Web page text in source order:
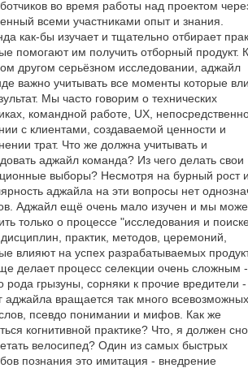
во время работы над проектом
всеми участниками опыт и знания.
как-бы изучает и тщательно отбирает
помогают им получить отборный продукт.
другом серьёзном исследовании, аджайл
важно учитывать все моменты которые
Мы часто говорим о технических
командной работе, UX,
с клиентами, создаваемой ценности и
трат. Что же должна учитывать и
аджайл команда? Из чего делать свои
выборы? Несмотря на бурный рост
аджайла на эти вопросы нет
Аджайл ещё очень мало изучен и мы
только о процессе "исследования и
дисциплин, практик, методов, церемоний,
влияют на успех разрабатываемых
делает процесс селекции очень сложным
рода грызуны, сорняки к прочие вредители -
аджайла вращается так много
псевдо понимании и мифов. Как же
когнитивной практике? Что, я должен
велосипед? Один из самых быстрых
познания это имитация - внедрение